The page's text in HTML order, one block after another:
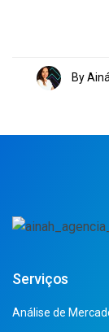
By
Serviços
Análise de